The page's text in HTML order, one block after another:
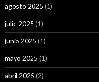
agosto 2025 (1)
julio 2025 (1)
junio 2025 (1)
mayo 2025 (1)
abril 2025 (2)